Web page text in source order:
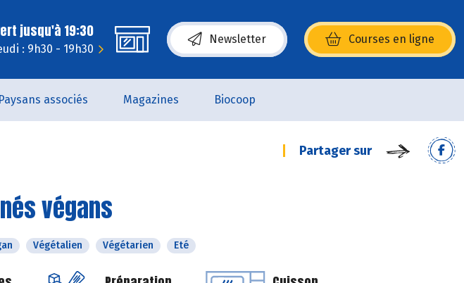
jusqu'à 19:30
: 9h30 - 19h30
Newsletter Courses en ligne
(s’ouvre dans une nouvelle fenêtre)
Paysans associés Magazines Biocoop
Partager sur
végans
Végétalien Végétarien Eté